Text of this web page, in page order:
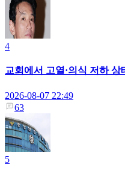
4
교회에서 고열·의식 저하
2026-08-07 22:49
63
5